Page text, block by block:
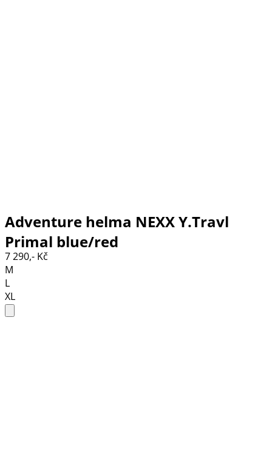
Adventure helma NEXX Y.Travl
Primal blue/red
7 290,- Kč
M
L
XL